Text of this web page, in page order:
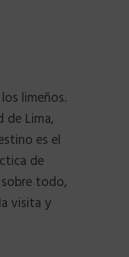
limeños.
de Lima,
es el
de
todo,
visita y